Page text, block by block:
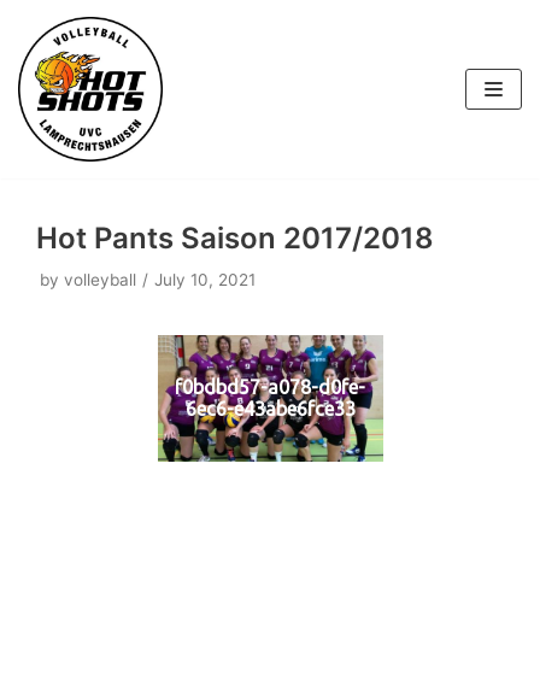
Skip
to
content
Hot Pants Saison 2017/2018
by volleyball July 10, 2021
f0bdbd57-a078-d0fe-
6ec6-e43abe6fce33